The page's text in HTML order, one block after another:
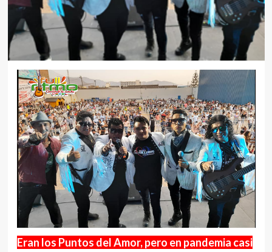
Eran los Puntos del Amor, pero en pandemia casi